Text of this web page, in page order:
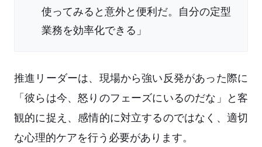
使ってみると意外と便利だ。自分の定型
業務を効率化できる」
推進リーダーは、現場から強い反発があった際に
「彼らは今、怒りのフェーズにいるのだな」と客
観的に捉え、感情的に対立するのではなく、適切
な心理的ケアを行う必要があります。